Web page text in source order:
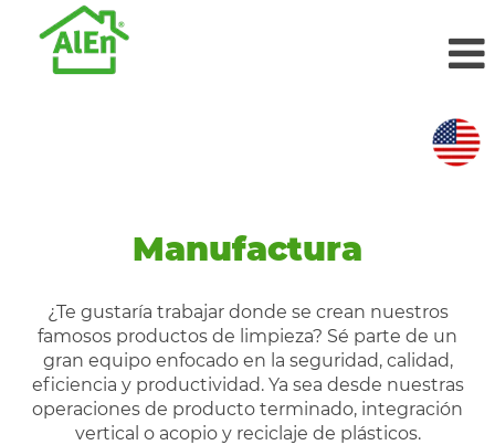
Manufactura
¿Te gustaría trabajar donde se crean nuestros
famosos productos de limpieza? Sé parte de un
gran equipo enfocado en la seguridad, calidad,
eficiencia y productividad. Ya sea desde nuestras
operaciones de producto terminado, integración
vertical o acopio y reciclaje de plásticos.